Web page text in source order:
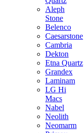
Aleph
Stone
Belenco
Caesarstone
Cambria
Dekton
Etna Quartz
Grandex
Laminam
LG Hi
Macs
Nabel
Neolith
Neomarm